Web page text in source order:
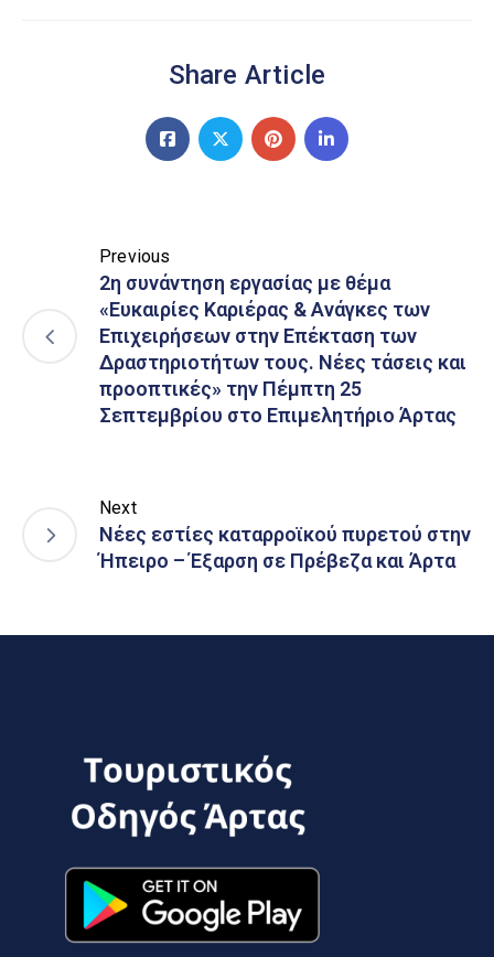
Share Article
Previous
2η συνάντηση εργασίας με θέμα
«Ευκαιρίες Καριέρας & Ανάγκες των
Επιχειρήσεων στην Επέκταση των
Δραστηριοτήτων τους. Νέες τάσεις και
προοπτικές» την Πέμπτη 25
Σεπτεμβρίου στο Επιμελητήριο Άρτας
Next
Nέες εστίες καταρροϊκού πυρετού στην
Ήπειρο – Έξαρση σε Πρέβεζα και Άρτα